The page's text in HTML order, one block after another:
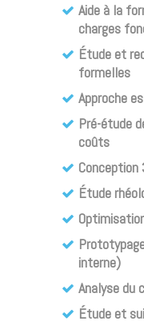
Aide à la
charges
Étude et
formelles
Approche
Pré-étude
coûts
Étude
interne)
Analyse du
Étude et